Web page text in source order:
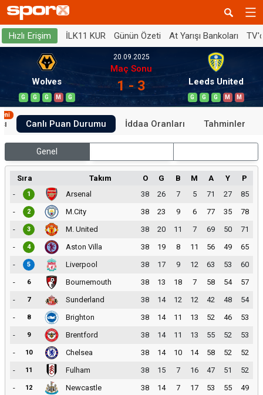
Hızlı Erişim İLK11 KUR Günün Özeti At Yarışı Bankoları
Wolves
G G G M G
20.09.2025
Maç Sonu
1 - 3 Leeds United
G G G M M
Canlı Puan Durumu İddaa Oranları Tahminler
Genel
Sıra Takım O G B M A Y
P
-
1 Arsenal 38 26 7 5 71 27
85
-
2 M.City 38 23 9 6 77 35
78
-
3 M. United 38 20 11 7 69 50
71
-
4 Aston Villa 38 19 8 11 56 49
65
-
5 Liverpool 38 17 9 12 63 53
60
-
6 Bournemouth 38 13 18 7 58 54
57
-
7 Sunderland 38 14 12 12 42 48
54
-
8 Brighton 38 14 11 13 52 46
53
-
9 Brentford 38 14 11 13 55 52
53
-
10 Chelsea 38 14 10 14 58 52
52
-
11 Fulham 38 15 7 16 47 51
52
-
12 Newcastle 38 14 7 17 53 55
49